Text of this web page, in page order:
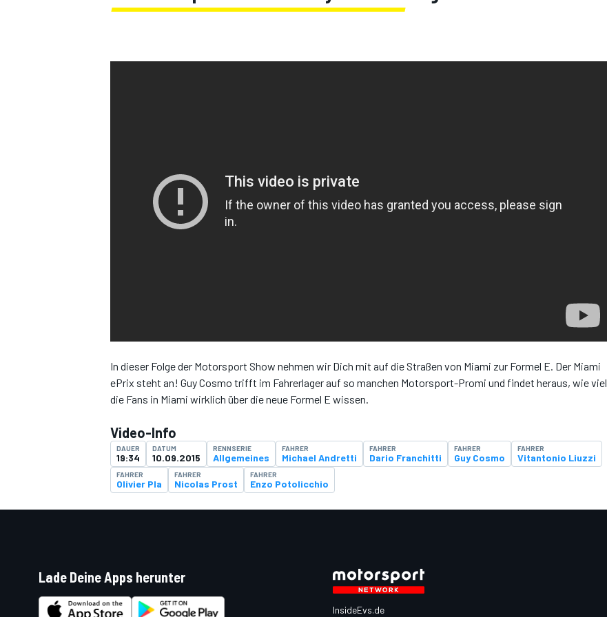
DTM
In dieser Folge der Motorsport Show nehmen wir Dich mit auf die Straßen von Miami zur Formel E. Der Miami
ePrix steht an! Guy Cosmo trifft im Fahrerlager auf so manchen Motorsport-Promi und findet heraus, wie viel
die Fans in Miami wirklich über die neue Formel E wissen.
Video-Info
DAUER
19:34
DATUM
10.09.2015
RENNSERIE
Allgemeines
FAHRER
Michael Andretti
FAHRER
Dario Franchitti
FAHRER
Guy Cosmo
FAHRER
Vitantonio Liuzzi
FAHRER
Olivier Pla
FAHRER
Nicolas Prost
FAHRER
Enzo Potolicchio
Lade Deine Apps herunter
InsideEvs.de